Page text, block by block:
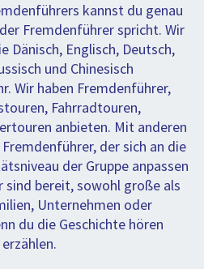
kannst du genau
Fremdenführer spricht. Wir
Dänisch, Englisch, Deutsch,
und Chinesisch
Wir haben Fremdenführer,
Fahrradtouren,
anbieten. Mit anderen
der sich an die
der Gruppe anpassen
sind bereit, sowohl große als
Unternehmen oder
du die Geschichte hören